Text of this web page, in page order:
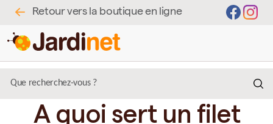
Retour vers la boutique en ligne
A quoi sert un filet